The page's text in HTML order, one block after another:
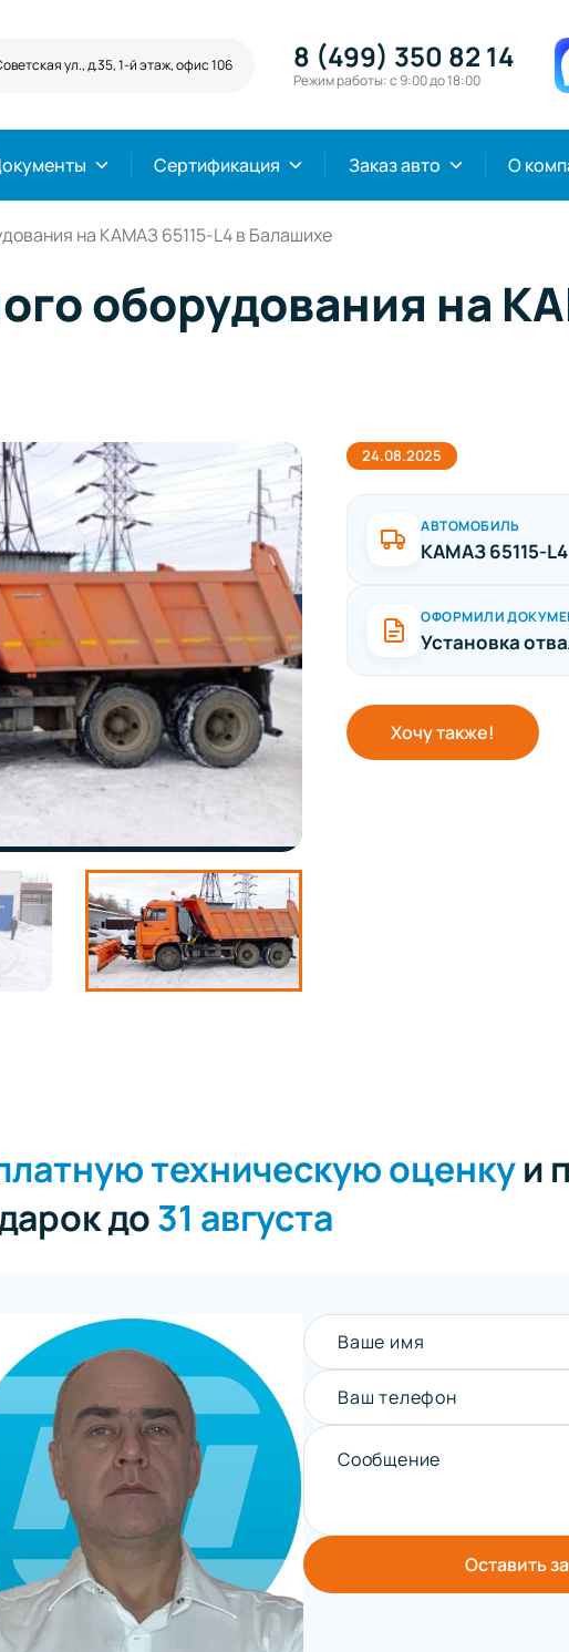
ул., д.35, 1-й этаж, офис 106 8 (499) 350 82 14
Режим работы: с 9:00 до 18:00
Сертификация Заказ авто О
на КАМАЗ 65115-L4 в Балашихе
оборудования на
24.08.2025
АВТОМОБИЛЬ
КАМАЗ 65115-L4
ОФОРМИЛИ
Установка
Хочу также!
техническую оценкуи
до31 августа
Ваше имя
Ваш телефон
Сообщение
Оставить